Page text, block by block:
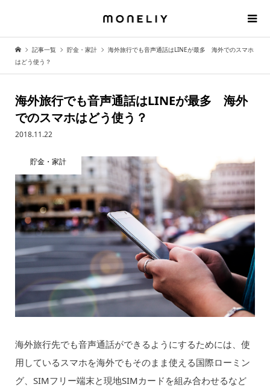
記事一覧 貯金・家計
海外旅行でも音声通話はLINEが最多 海外でのスマホ
はどう使う？
海外旅行でも音声通話はLINEが最多 海外
でのスマホはどう使う？
2018.11.22
貯金・家計
海外旅行先でも音声通話ができるようにするためには、使
用しているスマホを海外でもそのまま使える国際ローミン
グ、SIMフリー端末と現地SIMカードを組み合わせるなど